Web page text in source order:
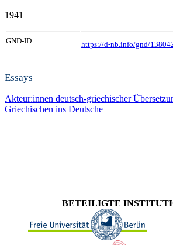
1941
GND-ID https://d-nb.info/gnd/
Essays
Akteur:innen deutsch-griechischer
Griechischen ins Deutsche
BETEILIGTE